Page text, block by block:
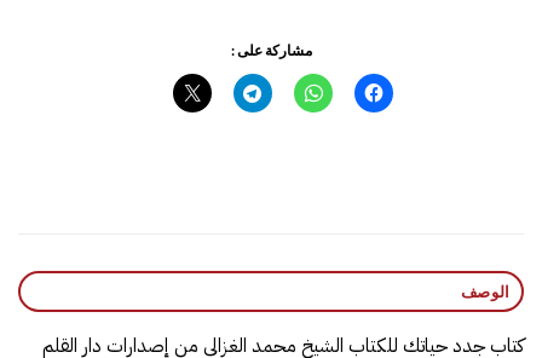
مشاركة على :
الوصف
كتاب جدد حياتك للكتاب الشيخ محمد الغزالي من إصدارات دار القلم